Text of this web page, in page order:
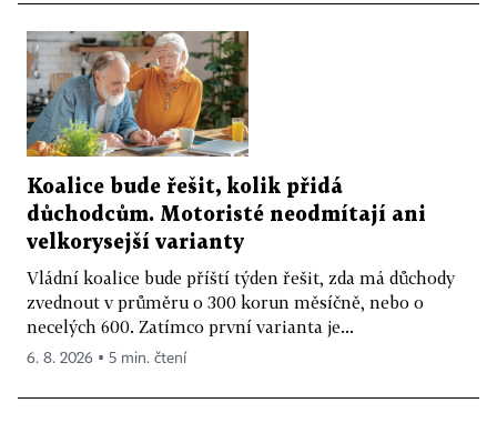
Koalice bude řešit, kolik přidá
důchodcům. Motoristé neodmítají ani
velkorysejší varianty
Vládní koalice bude příští týden řešit, zda má důchody
zvednout v průměru o 300 korun měsíčně, nebo o
necelých 600. Zatímco první varianta je...
6. 8. 2026 ▪ 5 min. čtení